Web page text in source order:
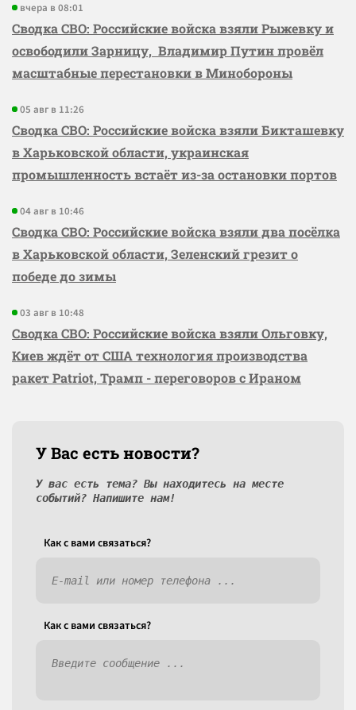
вчера в 08:01
Сводка СВО: Российские войска взяли Рыжевку и
освободили Зарницу, Владимир Путин провёл
масштабные перестановки в Минобороны
05 авг в 11:26
Сводка СВО: Российские войска взяли Бикташевку
в Харьковской области, украинская
промышленность встаёт из-за остановки портов
04 авг в 10:46
Сводка СВО: Российские войска взяли два посёлка
в Харьковской области, Зеленский грезит о
победе до зимы
03 авг в 10:48
Сводка СВО: Российские войска взяли Ольговку,
Киев ждёт от США технология производства
ракет Patriot, Трамп - переговоров с Ираном
У Вас есть новости?
У вас есть тема? Вы находитесь на месте
событий? Напишите нам!
Как c вами связаться?
Как c вами связаться?